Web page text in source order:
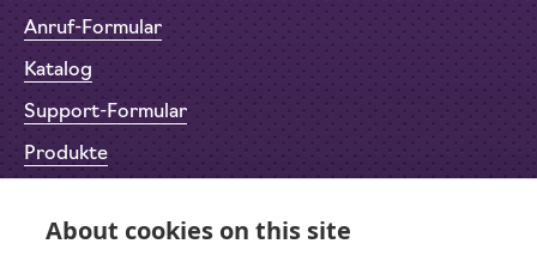
Anruf-Formular
Katalog
Support-Formular
Produkte
Datenschutz
About cookies on this site